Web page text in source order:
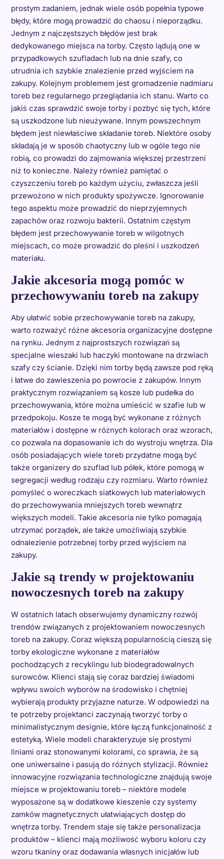
prostym zadaniem, jednak wiele osób popełnia typowe
błędy, które mogą prowadzić do chaosu i nieporządku.
Jednym z najczęstszych błędów jest brak
dedykowanego miejsca na torby. Często lądują one w
przypadkowych szufladach lub na dnie szafy, co
utrudnia ich szybkie znalezienie przed wyjściem na
zakupy. Kolejnym problemem jest gromadzenie nadmiaru
toreb bez regularnego przeglądania ich stanu. Warto co
jakiś czas sprawdzić swoje torby i pozbyć się tych, które
są uszkodzone lub nieużywane. Innym powszechnym
błędem jest niewłaściwe składanie toreb. Niektóre osoby
składają je w sposób chaotyczny lub w ogóle tego nie
robią, co prowadzi do zajmowania większej przestrzeni
niż to konieczne. Należy również pamiętać o
czyszczeniu toreb po każdym użyciu, zwłaszcza jeśli
przewożono w nich produkty spożywcze. Ignorowanie
tego aspektu może prowadzić do nieprzyjemnych
zapachów oraz rozwoju bakterii. Ostatnim częstym
błędem jest przechowywanie toreb w wilgotnych
miejscach, co może prowadzić do pleśni i uszkodzeń
materiału.
Jakie akcesoria mogą pomóc w
przechowywaniu toreb na zakupy
Aby ułatwić sobie przechowywanie toreb na zakupy,
warto rozważyć różne akcesoria organizacyjne dostępne
na rynku. Jednym z najprostszych rozwiązań są
specjalne wieszaki lub haczyki montowane na drzwiach
szafy czy ścianie. Dzięki nim torby będą zawsze pod ręką
i łatwe do zawieszenia po powrocie z zakupów. Innym
praktycznym rozwiązaniem są kosze lub pudełka do
przechowywania, które można umieścić w szafie lub w
przedpokoju. Kosze te mogą być wykonane z różnych
materiałów i dostępne w różnych kolorach oraz wzorach,
co pozwala na dopasowanie ich do wystroju wnętrza. Dla
osób posiadających wiele toreb przydatne mogą być
także organizery do szuflad lub półek, które pomogą w
segregacji według rodzaju czy rozmiaru. Warto również
pomyśleć o woreczkach siatkowych lub materiałowych
do przechowywania mniejszych toreb wewnątrz
większych modeli. Takie akcesoria nie tylko pomagają
utrzymać porządek, ale także umożliwiają szybkie
odnalezienie potrzebnej torby przed wyjściem na
zakupy.
Jakie są trendy w projektowaniu
nowoczesnych toreb na zakupy
W ostatnich latach obserwujemy dynamiczny rozwój
trendów związanych z projektowaniem nowoczesnych
toreb na zakupy. Coraz większą popularnością cieszą się
torby ekologiczne wykonane z materiałów
pochodzących z recyklingu lub biodegradowalnych
surowców. Klienci stają się coraz bardziej świadomi
wpływu swoich wyborów na środowisko i chętniej
wybierają produkty przyjazne naturze. W odpowiedzi na
te potrzeby projektanci zaczynają tworzyć torby o
minimalistycznym designie, które łączą funkcjonalność z
estetyką. Wiele modeli charakteryzuje się prostymi
liniami oraz stonowanymi kolorami, co sprawia, że są
one uniwersalne i pasują do różnych stylizacji. Również
innowacyjne rozwiązania technologiczne znajdują swoje
miejsce w projektowaniu toreb – niektóre modele
wyposażone są w dodatkowe kieszenie czy systemy
zamków magnetycznych ułatwiających dostęp do
wnętrza torby. Trendem staje się także personalizacja
produktów – klienci mają możliwość wyboru koloru czy
wzoru tkaniny oraz dodawania własnych inicjałów lub